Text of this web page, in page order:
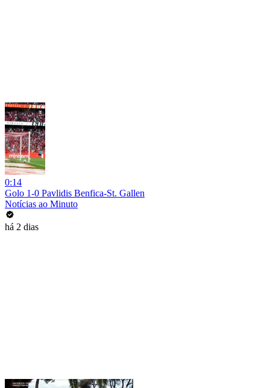
0:14
Golo 1-0 Pavlidis Benfica-St. Gallen
Notícias ao Minuto
há 2 dias